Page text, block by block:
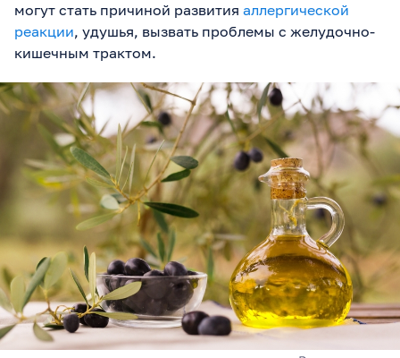
могут стать причиной развития аллергической
реакции, удушья, вызвать проблемы с желудочно-
кишечным трактом.